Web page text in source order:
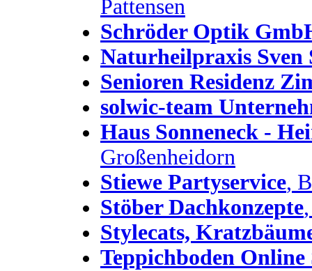
Pattensen
Schröder Optik
Naturheilpraxis Sven
Senioren Residenz
solwic-team
Haus Sonneneck -
Großenheidorn
Stiewe Partyservice,
Stöber Dachkonzepte
Stylecats,
Teppichboden Online